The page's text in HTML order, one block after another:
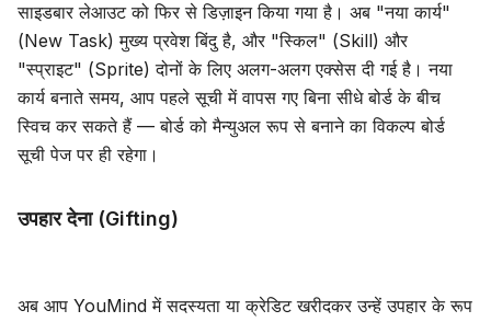
ब्लॉग
अपडेट
साइडबार लेआउट को फिर से डिज़ाइन किया गया है। अब "नया कार्य"
(New Task) मुख्य प्रवेश बिंदु है, और "स्किल" (Skill) और
"स्प्राइट" (Sprite) दोनों के लिए अलग-अलग एक्सेस दी गई है। नया
कार्य बनाते समय, आप पहले सूची में वापस गए बिना सीधे बोर्ड के बीच
स्विच कर सकते हैं — बोर्ड को मैन्युअल रूप से बनाने का विकल्प बोर्ड
सूची पेज पर ही रहेगा।
उपहार देना (Gifting)
अब आप YouMind में सदस्यता या क्रेडिट खरीदकर उन्हें उपहार के रूप